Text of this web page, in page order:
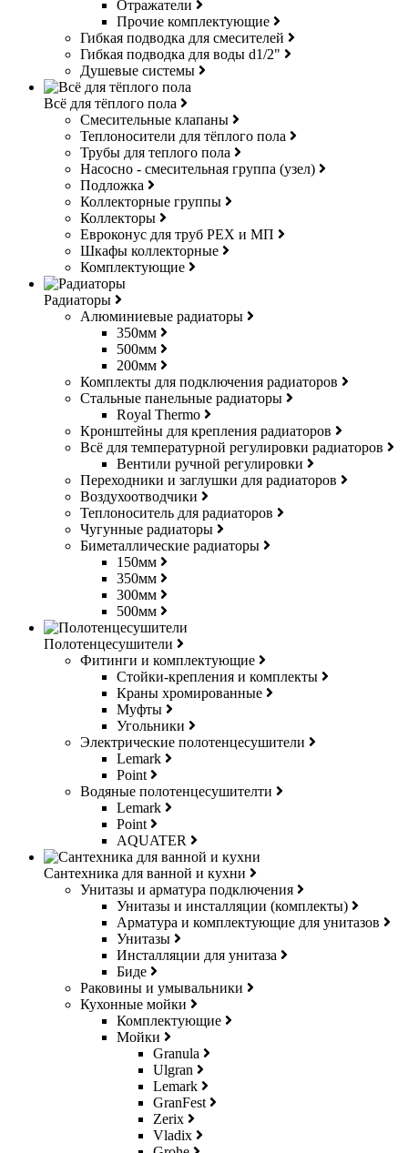
Отражатели
Прочие комплектующие
Гибкая подводка для смесителей
Гибкая подводка для воды d1/2"
Душевые системы
Всё для тёплого пола
Смесительные клапаны
Теплоносители для тёплого пола
Трубы для теплого пола
Насосно - смесительная группа (узел)
Подложка
Коллекторные группы
Коллекторы
Евроконус для труб РЕХ и МП
Шкафы коллекторные
Комплектующие
Радиаторы
Алюминиевые радиаторы
350мм
500мм
200мм
Комплекты для подключения радиаторов
Стальные панельные радиаторы
Royal Thermo
Кронштейны для крепления радиаторов
Всё для температурной регулировки радиаторов
Вентили ручной регулировки
Переходники и заглушки для радиаторов
Воздухоотводчики
Теплоноситель для радиаторов
Чугунные радиаторы
Биметаллические радиаторы
150мм
350мм
300мм
500мм
Полотенцесушители
Фитинги и комплектующие
Стойки-крепления и комплекты
Краны хромированные
Муфты
Угольники
Электрические полотенцесушители
Lemark
Point
Водяные полотенцесушителти
Lemark
Point
AQUATER
Сантехника для ванной и кухни
Унитазы и арматура подключения
Унитазы и инсталляции (комплекты)
Арматура и комплектующие для унитазов
Унитазы
Инсталляции для унитаза
Биде
Раковины и умывальники
Кухонные мойки
Комплектующие
Мойки
Granula
Ulgran
Lemark
GranFest
Zerix
Vladix